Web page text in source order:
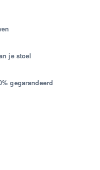
je stoel
gegarandeerd